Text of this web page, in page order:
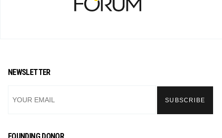
NEWSLETTER